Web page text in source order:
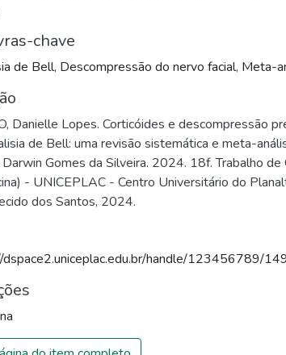
chave
de Bell, Descompressão do nervo facial, Meta-
Danielle Lopes. Corticóides e descompressão
de Bell: uma revisão sistemática e meta-
Gomes da Silveira. 2024. 18f. Trabalho de
- UNICEPLAC - Centro Universitário do
dos Santos, 2024.
handle/123456789/